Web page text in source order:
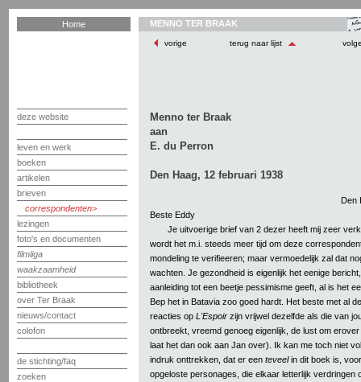
Home
deze website
leven en werk
boeken
artikelen
brieven
correspondenten
lezingen
foto's en documenten
filmliga
waakzaamheid
bibliotheek
over Ter Braak
nieuws/contact
colofon
de stichting/faq
zoeken
MENNO TER BRAAK
vorige terug naar lijst
Menno ter Braak
aan
E. du Perron
Den Haag, 12 februari 1938
Den
Beste Eddy
Je uitvoerige brief van 2 dezer heeft mij zeer
wordt het m.i. steeds meer tijd om deze
mondeling te verifieeren; maar vermoedelijk zal dat
wachten. Je gezondheid is eigenlijk het eenige
aanleiding tot een beetje pessimisme geeft, al is het
Bep het in Batavia zoo goed hardt. Het beste met al
reacties op L'Espoir zijn vrijwel dezelfde als die van
ontbreekt, vreemd genoeg eigenlijk, de lust om
laat het dan ook aan Jan over). Ik kan me toch niet
indruk onttrekken, dat er een teveelin dit boek is,
opgeloste personages, die elkaar letterlijk verdringen